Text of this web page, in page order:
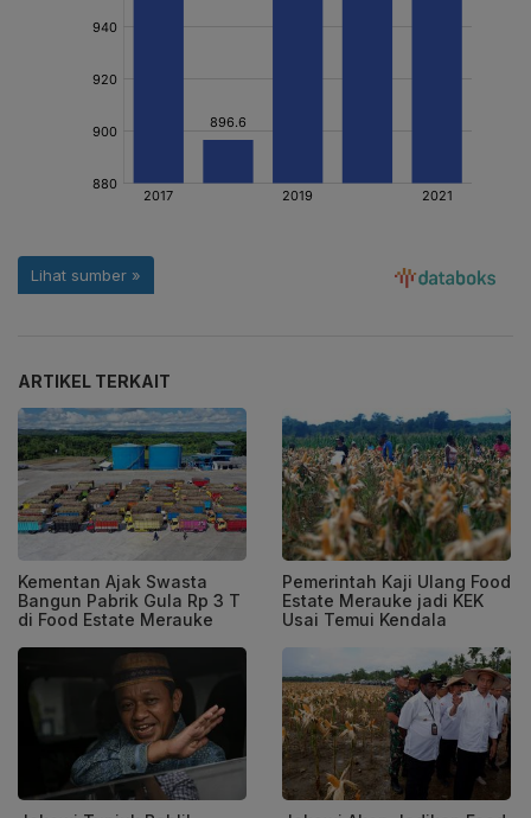
ARTIKEL TERKAIT
Kementan Ajak Swasta
Bangun Pabrik Gula Rp 3 T
di Food Estate Merauke
Pemerintah Kaji Ulang Food
Estate Merauke jadi KEK
Usai Temui Kendala